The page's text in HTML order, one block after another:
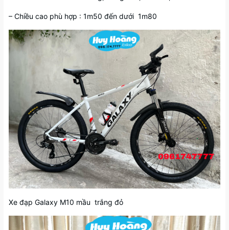
– Chiều cao phù hợp : 1m50 đến dưới 1m80
Xe đạp Galaxy M10 mầu trắng đỏ